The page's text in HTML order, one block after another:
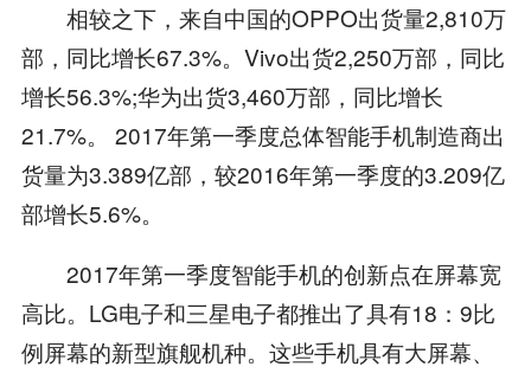
相较之下，来自中国的OPPO出货量2,810万
部，同比增长67.3%。Vivo出货2,250万部，同比
增长56.3%;华为出货3,460万部，同比增长
21.7%。 2017年第一季度总体智能手机制造商出
货量为3.389亿部，较2016年第一季度的3.209亿
部增长5.6%。
2017年第一季度智能手机的创新点在屏幕宽
高比。LG电子和三星电子都推出了具有18：9比
例屏幕的新型旗舰机种。这些手机具有大屏幕、